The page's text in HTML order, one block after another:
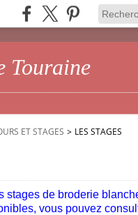
Touraine
ET STAGES > LES STAGES
stages de broderie
vous pouvez